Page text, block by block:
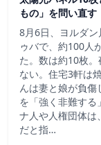
もの」を問い直す
8月6日、ヨルダ
ゥバで、約100人
た。数は約10枚
ない。住宅3軒は
んは妻と娘が負
を「強く非難す
ナ人や人権団体は
だと指…